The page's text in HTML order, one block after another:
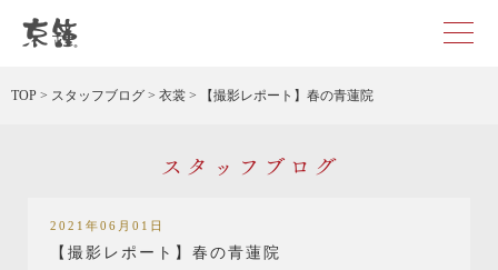
TOP > スタッフブログ > 衣裳 > 【撮影レポート】春の青蓮院
スタッフブログ
2021年06月01日
【撮影レポート】春の青蓮院